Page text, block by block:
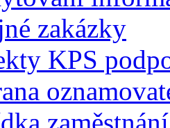
zakázky
KPS
zaměstnání